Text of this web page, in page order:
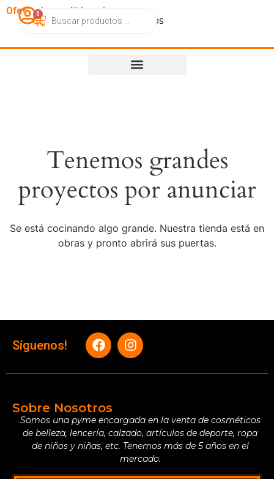
OfertasImperdibles.cl
CatálogoContactoNosotros
0
Tenemos grandes
proyectos por anunciar
Se está cocinando algo grande. Nuestra tienda está en
obras y pronto abrirá sus puertas.
Síguenos!
Sobre Nosotros
Somos una pyme encargada en la venta de cosméticos
de belleza, lencería, calzado, artículos de deporte, ropa
de niños y niñas, etc. Tenemos más de 5 años en el
mercado.